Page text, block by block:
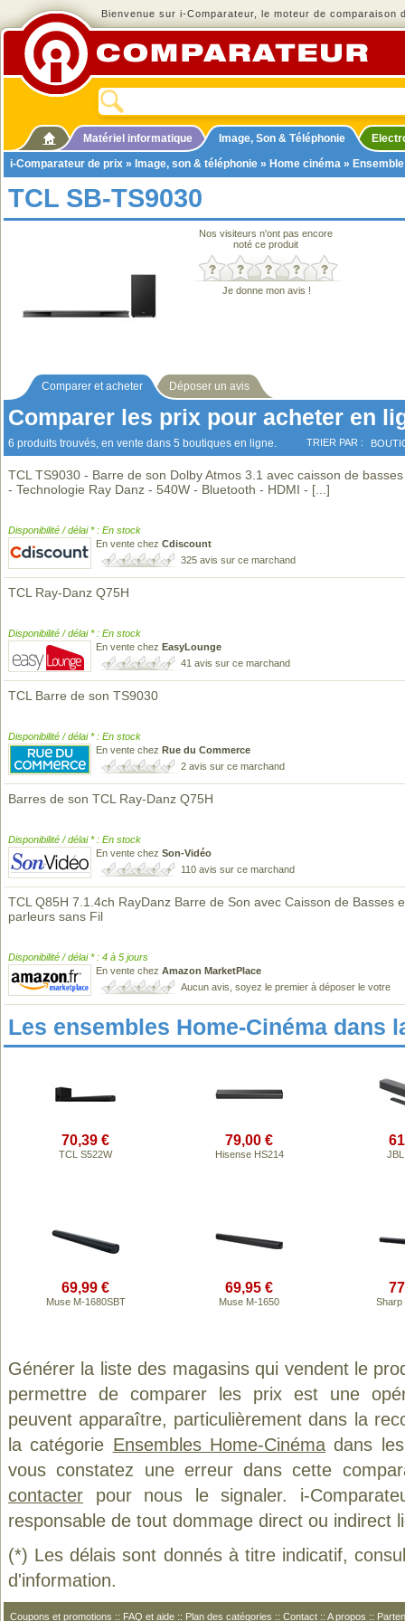
Bienvenue sur i-Comparateur, le moteur de comparaison
Matériel informatique Image, Son & Téléphonie
i-Comparateur de prix » Image, son & téléphonie » Home cinéma »
TCL SB-TS9030
Nos visiteurs n'ont pas encore
noté ce produit
Je donne mon avis !
Comparer et acheter Déposer un avis
Comparer les prix pour acheter en
6 produits trouvés, en vente dans 5 boutiques en ligne. TRIER PAR :
TCL TS9030 - Barre de son Dolby Atmos 3.1 avec caisson de
- Technologie Ray Danz - 540W - Bluetooth - HDMI - [...]
Disponibilité / délai * : En stock
En vente chez Cdiscount
325 avis sur ce marchand
TCL Ray-Danz Q75H
Disponibilité / délai * : En stock
En vente chez EasyLounge
41 avis sur ce marchand
TCL Barre de son TS9030
Disponibilité / délai * : En stock
En vente chez Rue du Commerce
2 avis sur ce marchand
Barres de son TCL Ray-Danz Q75H
Disponibilité / délai * : En stock
En vente chez Son-Vidéo
110 avis sur ce marchand
TCL Q85H 7.1.4ch RayDanz Barre de Son avec Caisson de Basses
parleurs sans Fil
Disponibilité / délai * : 4 à 5 jours
En vente chez Amazon MarketPlace
Aucun avis, soyez le premier à déposer le votre
Les ensembles Home-Cinéma dans
70,39 €
TCL S522W
79,00 €
Hisense HS214
69,99 €
Muse M-1680SBT
69,95 €
Muse M-1650 Sharp
Générer la liste des magasins qui vendent le
permettre de comparer les prix est une
peuvent apparaître, particulièrement dans la
la catégorie Ensembles Home-Cinémadans les
vous constatez une erreur dans cette
contacter pour nous le signaler. i-
responsable de tout dommage direct ou indirect
(*) Les délais sont donnés à titre indicatif,
d'information.
Coupons et promotions :: FAQ et aide :: Plan des catégories :: Contact :: A propos ::